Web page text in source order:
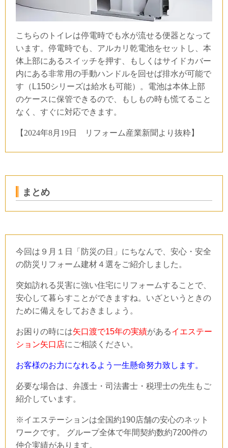
こちらのトイレは停電時でも水が流せる便器となって
います。停電時でも、アルカリ乾電池をセットし、本
体上部にあるスイッチを押す、もしくはサイドカバー
内にある非常用の手動ハンドルを回せば排水が可能で
す（ L150シリーズは給水も可能）。電池は本体上部
のケースに保管できるので、もしもの時も慌てること
なく、すぐに対応できます。
【2024年8月 19日 リフォーム産業新聞より抜粋】
まとめ
今回は９月１日「防災の日」にちなんで、安心・安全
の防災リフォーム建材４選をご紹介しました。
突如訪れる災害に強い住宅にリフォームすることで、
安心して暮らすことができますね。いざというときの
ために備えをしておきましょう。
お困りの時には矢口渡で15年の実績があるイエステー
ション矢口店にご相談ください。
お客様のお力になれるよう一生懸命努力致します。
必要な場合は、弁護士・司法書士・税理士の先生もご
紹介しています。
※イエステーションは全国約190店舗の安心のネット
ワークです。 グループ全体で年間契約数約7200件の
仲介実績があります。